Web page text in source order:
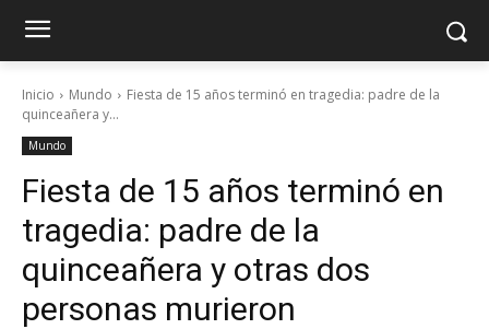
Inicio Mundo
Fiesta de 15 años terminó en tragedia: padre de la
quinceañera y...
Mundo
Fiesta de 15 años terminó en
tragedia: padre de la
quinceañera y otras dos
personas murieron